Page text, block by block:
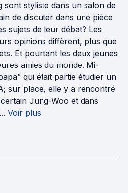
sont styliste dans un salon de
de discuter dans une pièce
sujets de leur débat? Les
opinions diffèrent, plus que
Et pourtant les deux jeunes
amies du monde. Mi-
qui était partie étudier un
sur place, elle y a rencontré
Jung-Woo et dans
Voir plus